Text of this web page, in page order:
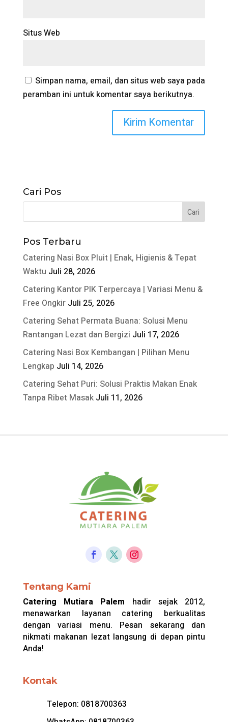
Situs Web
Simpan nama, email, dan situs web saya pada
peramban ini untuk komentar saya berikutnya.
Cari Pos
Pos Terbaru
Catering Nasi Box Pluit | Enak, Higienis & Tepat
Waktu Juli 28, 2026
Catering Kantor PIK Terpercaya | Variasi Menu &
Free Ongkir Juli 25, 2026
Catering Sehat Permata Buana: Solusi Menu
Rantangan Lezat dan Bergizi Juli 17, 2026
Catering Nasi Box Kembangan | Pilihan Menu
Lengkap Juli 14, 2026
Catering Sehat Puri: Solusi Praktis Makan Enak
Tanpa Ribet Masak Juli 11, 2026
Tentang Kami
Catering Mutiara Palem hadir sejak 2012,
menawarkan layanan catering berkualitas
dengan variasi menu. Pesan sekarang dan
nikmati makanan lezat langsung di depan pintu
Anda!
Kontak
Telepon: 0818700363